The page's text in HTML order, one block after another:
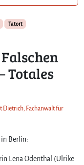
Tatort
Totales
Dietrich, Fachanwalt für
in Berlin:
Lena Odenthal (Ulrike